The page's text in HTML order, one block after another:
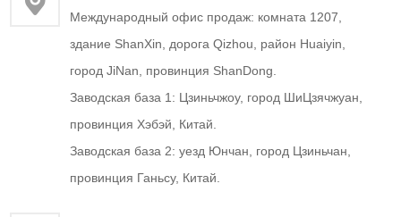
Международный офис продаж: комната 1207,
здание ShanXin, дорога Qizhou, район Huaiyin,
город JiNan, провинция ShanDong.
Заводская база 1: Цзиньчжоу, город ШиЦзячжуан,
провинция Хэбэй, Китай.
Заводская база 2: уезд Юнчан, город Цзиньчан,
провинция Ганьсу, Китай.